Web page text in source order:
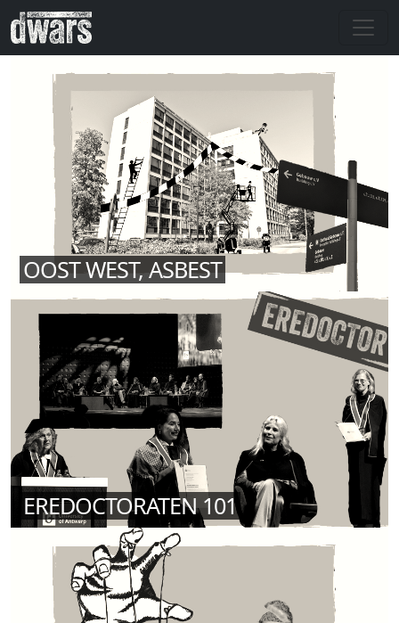
Overslaan en naar de inhoud gaan
OOST WEST, ASBEST
EREDOCTORATEN 101